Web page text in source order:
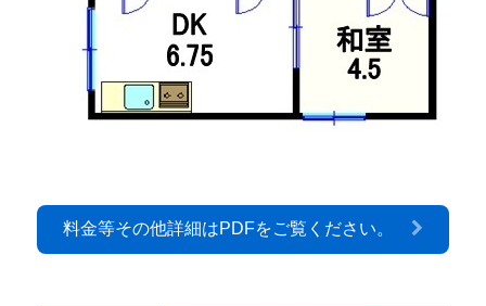
料金等その他詳細はPDFをご覧ください。